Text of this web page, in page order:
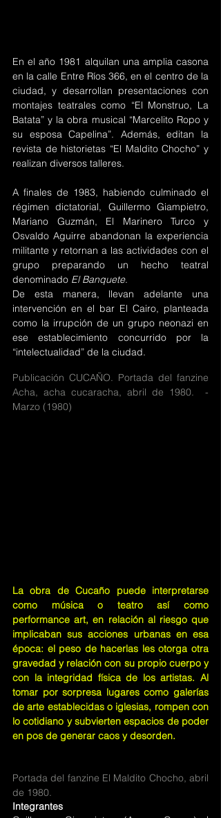
En el año 1981 alquilan una amplia casona
en la calle Entre Ríos 366, en el centro de la
ciudad, y desarrollan presentaciones con
montajes teatrales como “El Monstruo, La
Batata” y la obra musical “Marcelito Ropo y
su esposa Capelina”. Además, editan la
revista de historietas “El Maldito Chocho” y
realizan diversos talleres.
A finales de 1983, habiendo culminado el
régimen dictatorial, Guillermo Giampietro,
Mariano Guzmán, El Marinero Turco y
Osvaldo Aguirre abandonan la experiencia
militante y retornan a las actividades con el
grupo preparando un hecho teatral
denominado El Banquete.
De esta manera, llevan adelante una
intervención en el bar El Cairo, planteada
como la irrupción de un grupo neonazi en
ese establecimiento concurrido por la
“intelectualidad” de la ciudad.
Publicación CUCAÑO. Portada del fanzine
Acha, acha cucaracha, abril de 1980.  -
Marzo (1980)
La obra de Cucaño puede interpretarse
como música o teatro así como
performance art, en relación al riesgo que
implicaban sus acciones urbanas en esa
época: el peso de hacerlas les otorga otra
gravedad y relación con su propio cuerpo y
con la integridad física de los artistas. Al
tomar por sorpresa lugares como galerías
de arte establecidas o iglesias, rompen con
lo cotidiano y subvierten espacios de poder
en pos de generar caos y desorden.
Portada del fanzine El Maldito Chocho, abril
de 1980.
Integrantes